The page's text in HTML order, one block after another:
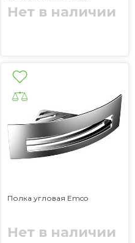
Нет в наличии
Полка угловая Emco
Нет в наличии